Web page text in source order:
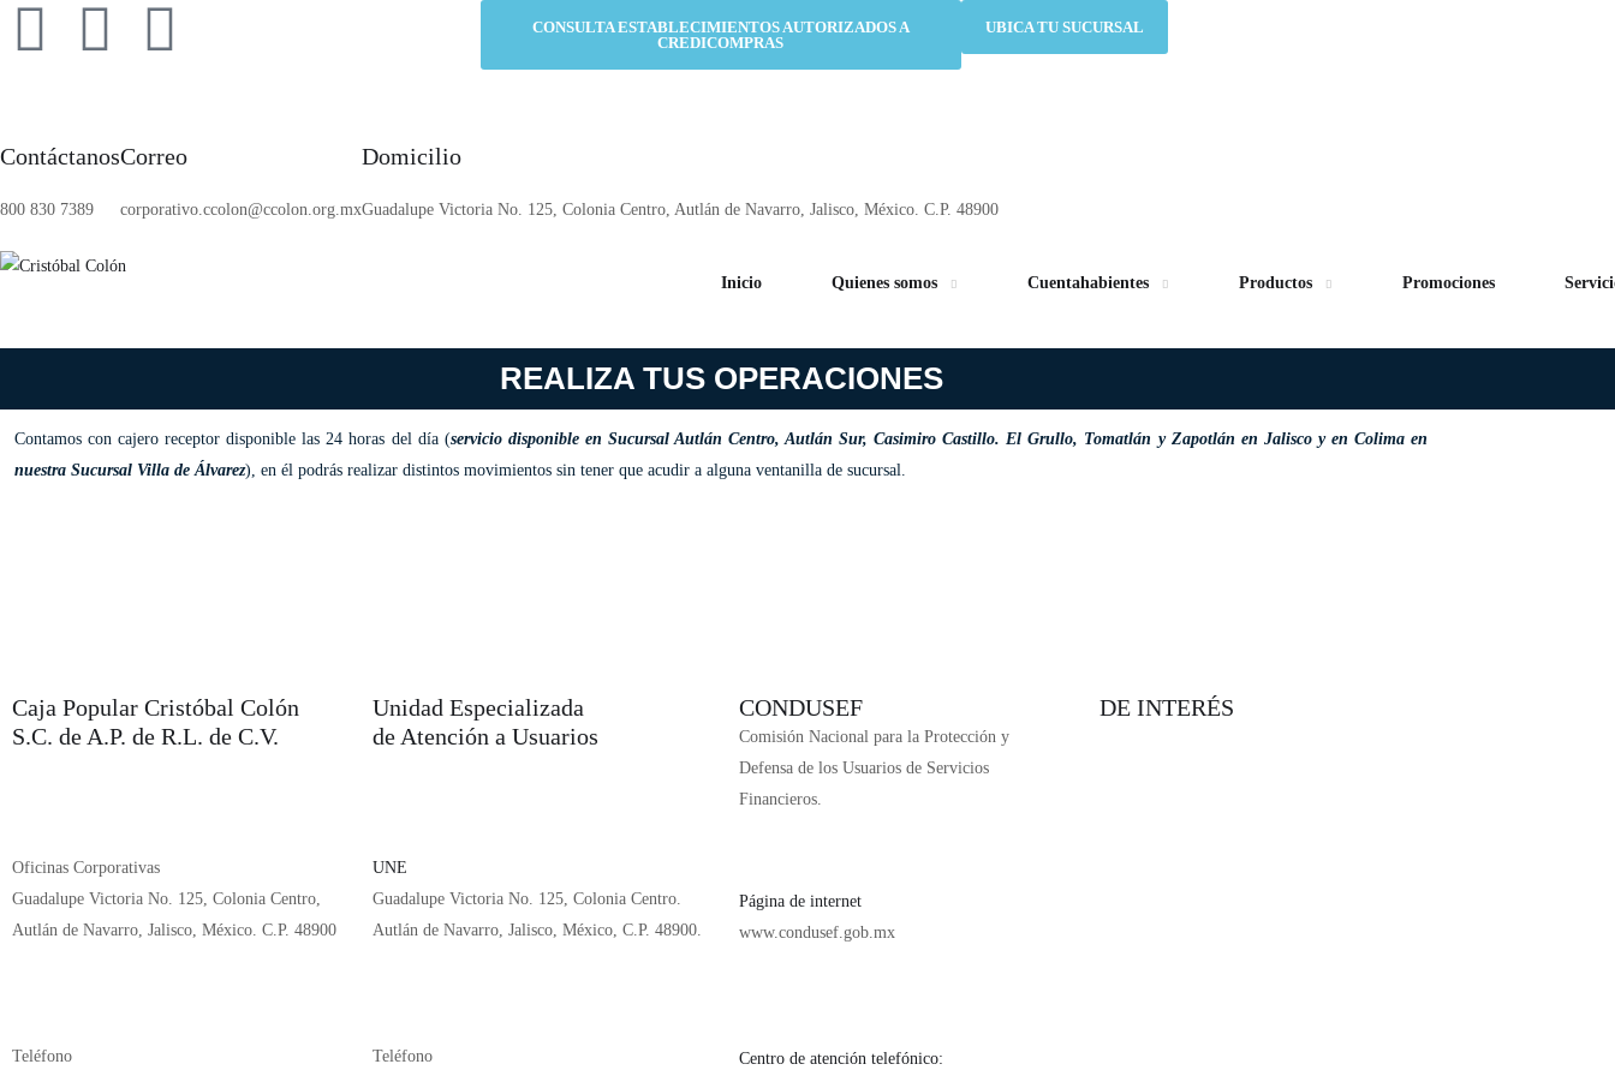
CONSULTA ESTABLECIMIENTOS AUTORIZADOS A
CREDICOMPRAS
UBICA TU SUCURSAL
Contáctanos
800 830 7389
Correo
corporativo.ccolon@ccolon.org.mx
Domicilio
Guadalupe Victoria No. 125, Colonia Centro, Autlán de Navarro, Jalisco, México. C.P. 48900
Inicio Quienes somos Cuentahabientes Productos Promociones
REALIZA TUS OPERACIONES
Contamos con cajero receptor disponible las 24 horas del día (servicio disponible en Sucursal Autlán Centro, Autlán Sur, Casimiro Castillo. El Grullo, Tomatlán y Zapotlán en Jalisco y en Colima en
nuestra Sucursal Villa de Álvarez), en él podrás realizar distintos movimientos sin tener que acudir a alguna ventanilla de sucursal.
Caja Popular Cristóbal Colón
S.C. de A.P. de R.L. de C.V.
Oficinas Corporativas
Guadalupe Victoria No. 125, Colonia Centro,
Autlán de Navarro, Jalisco, México. C.P. 48900
Teléfono
Unidad Especializada
de Atención a Usuarios
UNE
Guadalupe Victoria No. 125, Colonia Centro.
Autlán de Navarro, Jalisco, México, C.P. 48900.
Teléfono
CONDUSEF
Comisión Nacional para la Protección y
Defensa de los Usuarios de Servicios
Financieros.
Página de internet
www.condusef.gob.mx
Centro de atención telefónico:
DE INTERÉS